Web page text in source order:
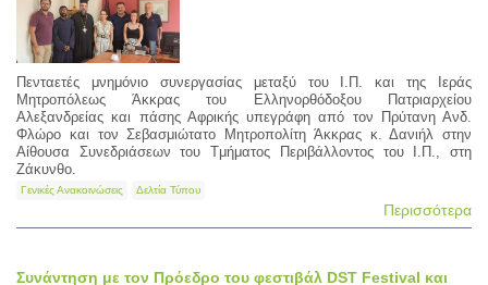
Πενταετές μνημόνιο συνεργασίας μεταξύ του Ι.Π. και της Ιεράς
Μητροπόλεως Άκκρας του Ελληνορθόδοξου Πατριαρχείου
Αλεξανδρείας και πάσης Αφρικής υπεγράφη από τον Πρύτανη Ανδ.
Φλώρο και τον Σεβασμιώτατο Μητροπολίτη Άκκρας κ. Δανιήλ στην
Αίθουσα Συνεδριάσεων του Tμήματος Περιβάλλοντος του Ι.Π., στη
Ζάκυνθο.
Γενικές Ανακοινώσεις Δελτία Τύπου
Περισσότερα
Συνάντηση με τον Πρόεδρο του φεστιβάλ DST Festival και